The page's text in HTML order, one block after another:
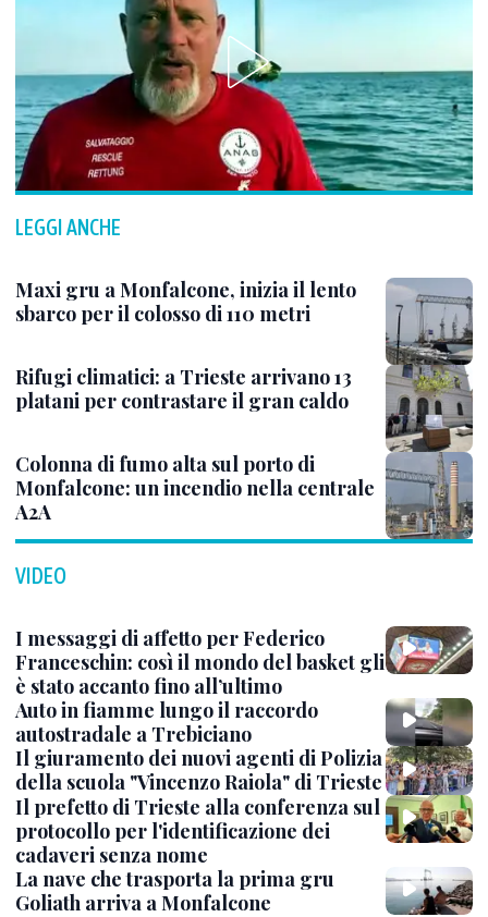
LEGGI ANCHE
Maxi gru a Monfalcone, inizia il lento
sbarco per il colosso di 110 metri
Rifugi climatici: a Trieste arrivano 13
platani per contrastare il gran caldo
Colonna di fumo alta sul porto di
Monfalcone: un incendio nella centrale
A2A
VIDEO
I messaggi di affetto per Federico
Franceschin: così il mondo del basket gli
è stato accanto fino all’ultimo
Auto in fiamme lungo il raccordo
autostradale a Trebiciano
Il giuramento dei nuovi agenti di Polizia
della scuola "Vincenzo Raiola" di Trieste
Il prefetto di Trieste alla conferenza sul
protocollo per l'identificazione dei
cadaveri senza nome
La nave che trasporta la prima gru
Goliath arriva a Monfalcone